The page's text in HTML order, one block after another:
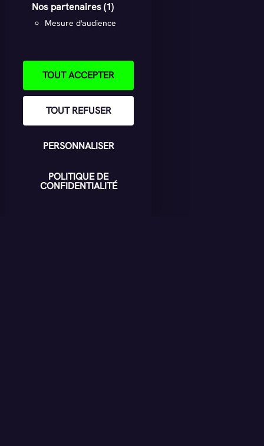
Nos partenaires(1)
Mesure d'audience
TOUT ACCEPTER
TOUT REFUSER
PERSONNALISER
POLITIQUE DE
CONFIDENTIALITÉ